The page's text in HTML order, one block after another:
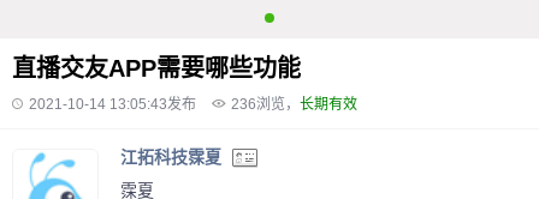
直播交友APP需要哪些功能
2021-10-14 13:05:43发布 236浏览， 长期有效
江拓科技霂夏
霂夏